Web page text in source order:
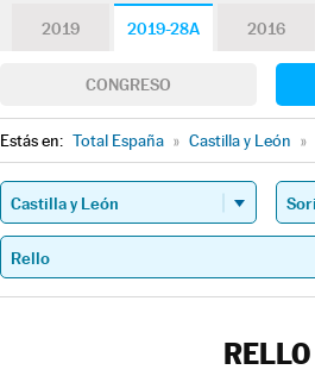
2019 2019-28A 2016
CONGRESO
Estás en: Total España » Castilla y León »
RELLO